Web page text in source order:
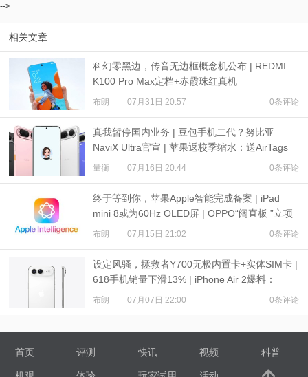
-->
相关文章
科幻零黑边，传音无边框概念机公布 | REDMI
K100 Pro Max定档+赤霞珠红真机
布朗 07月31日 20:57 0条评论
真我暂停国内业务 | 豆包手机二代？努比亚
NaviX Ultra官宣 | 苹果返校季缩水：送AirTags
量衡 07月16日 20:44 0条评论
终于等到你，苹果Apple智能完成备案 | iPad
mini 8或为60Hz OLED屏 | OPPO“阔直板 ”立项
布朗 07月15日 21:02 0条评论
设定风骚，拯救者Y700无极内置卡+实体SIM卡 |
618手机销量下滑13% | iPhone Air 2爆料：
3500mAh电池
布朗 07月07日 22:00 0条评论
首页 评测 快讯 视频 科普